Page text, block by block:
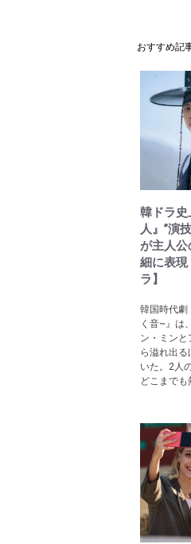
おすすめ記
韓ドラ
人』”演
が主人
細に表現
ラ】
韓国時代劇
く音~』は
ン・ミンと
ら溢れ出
いた。2人
どこまでも